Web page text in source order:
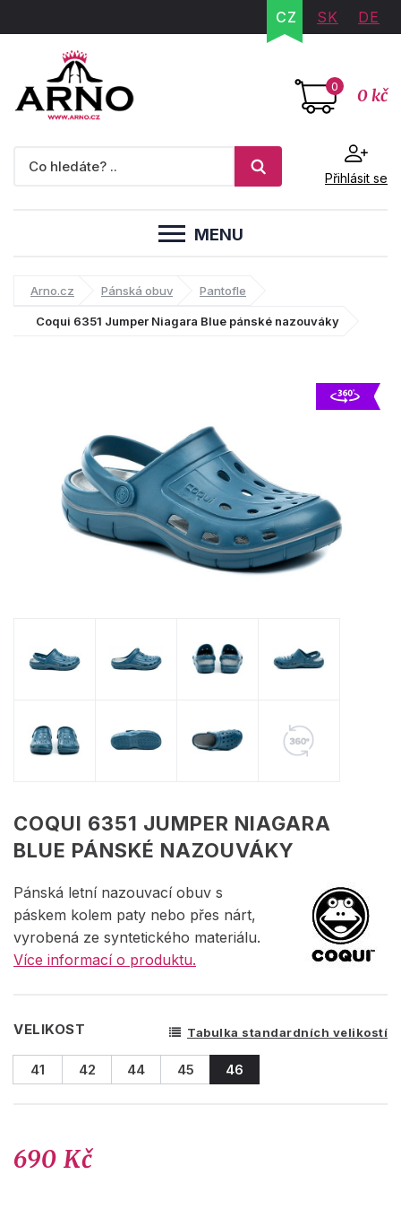
CZ SK DE
0 0 kč
Přihlásit se
MENU
Arno.cz Pánská obuv Pantofle
Coqui 6351 Jumper Niagara Blue pánské nazouváky
COQUI 6351 JUMPER NIAGARA
BLUE PÁNSKÉ NAZOUVÁKY
Pánská letní nazouvací obuv s
páskem kolem paty nebo přes nárt,
vyrobená ze syntetického materiálu.
Více informací o produktu.
VELIKOST Tabulka standardních velikostí
41 42 44 45 46
690 Kč